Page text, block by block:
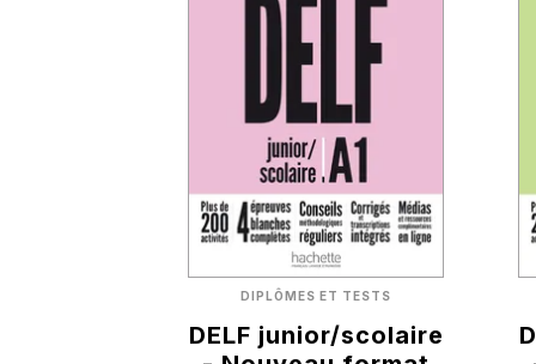
DIPLÔMES ET TESTS
DELF junior/scolaire